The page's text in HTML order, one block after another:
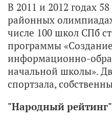
В 2011 и 2012 годах
районных
числе 100 школ СПб
программы
информационно-
начальной школы».
спортзала,
"Народный рейтинг"